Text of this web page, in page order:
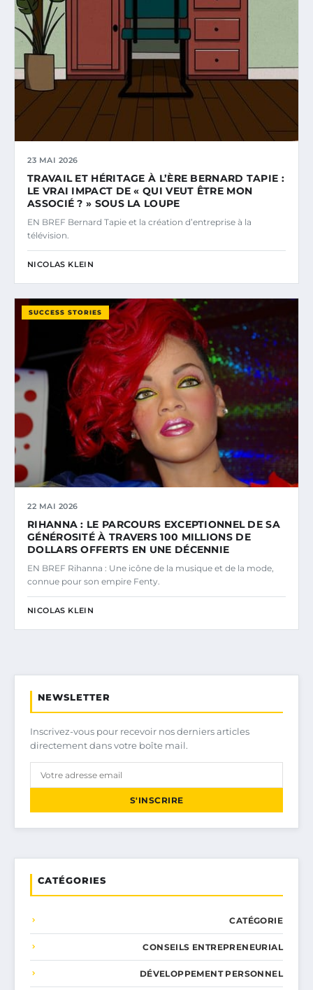
23 MAI 2026
TRAVAIL ET HÉRITAGE À L’ÈRE BERNARD TAPIE :
LE VRAI IMPACT DE « QUI VEUT ÊTRE MON
ASSOCIÉ ? » SOUS LA LOUPE
EN BREF Bernard Tapie et la création d’entreprise à la
télévision.
NICOLAS KLEIN
SUCCESS STORIES
22 MAI 2026
RIHANNA : LE PARCOURS EXCEPTIONNEL DE SA
GÉNÉROSITÉ À TRAVERS 100 MILLIONS DE
DOLLARS OFFERTS EN UNE DÉCENNIE
EN BREF Rihanna : Une icône de la musique et de la mode,
connue pour son empire Fenty.
NICOLAS KLEIN
NEWSLETTER
Inscrivez-vous pour recevoir nos derniers articles
directement dans votre boîte mail.
S'INSCRIRE
CATÉGORIES
CATÉGORIE
CONSEILS ENTREPRENEURIAL
DÉVELOPPEMENT PERSONNEL